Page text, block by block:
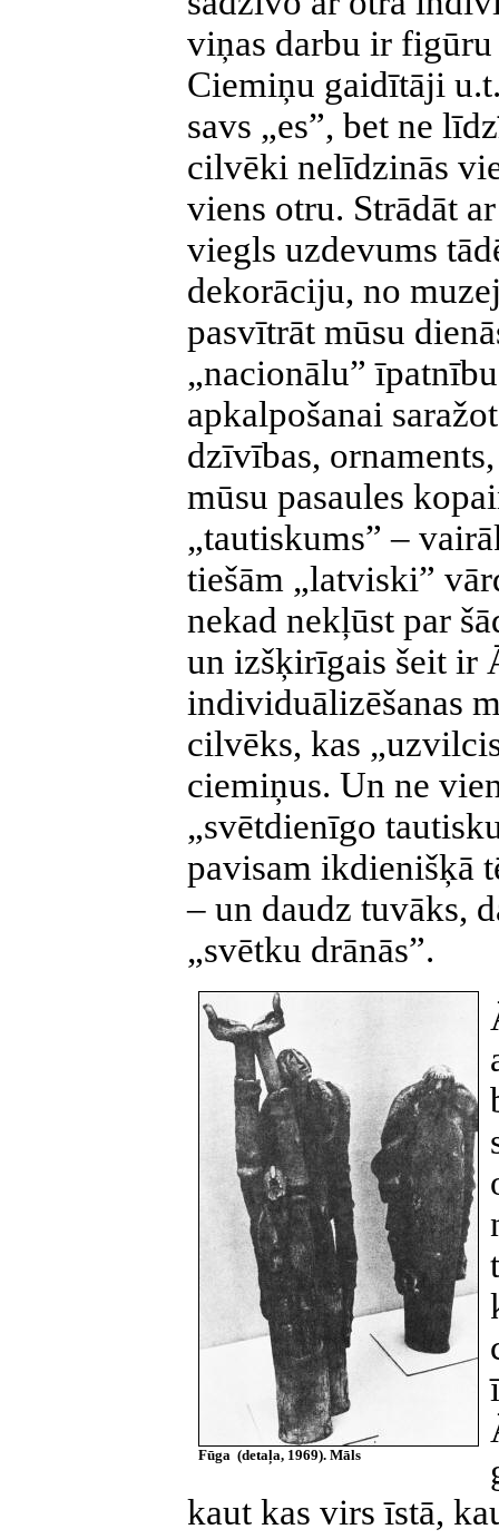
viņas darbu ir
Ciemiņu gaidītāji
savs „es”, bet ne
cilvēki nelīdzinās
viens otru. Strādāt
viegls uzdevums
dekorāciju, no
pasvītrāt mūsu
„nacionālu”
apkalpošanai
dzīvības,
mūsu pasaules
„tautiskums” –
tiešām „latviski”
nekad nekļūst par
un izšķirīgais šeit ir
individuālizēšanas
cilvēks, kas
ciemiņus. Un ne
„svētdienīgo
pavisam ikdienišķā
– un daudz tuvāks,
„svētku drānās”.
Fūga (detaļa, 1969). Māls
kaut kas virs īstā,